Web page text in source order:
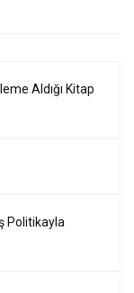
Aldığı Kitap
Politikayla